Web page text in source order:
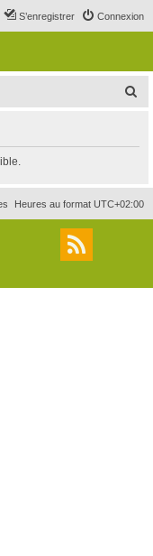
Connexion
S’enregistrer
r
c
r
Heures au format UTC+02:00